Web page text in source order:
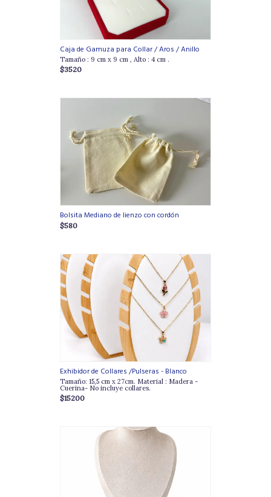
Caja de Gamuza para Collar / Aros / Anillo
Tamaño : 9 cm x 9 cm , Alto : 4 cm .
$3520
Bolsita Mediano de lienzo con cordón
$580
Exhibidor de Collares /Pulseras - Blanco
Tamaño: 15,5 cm x 27cm. Material : Madera -
Cuerina- No incluye collares.
$15200